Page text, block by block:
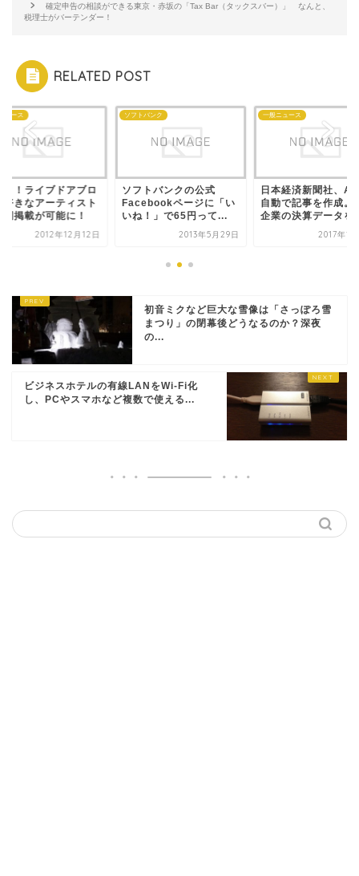
確定申告の相談ができる東京・赤坂の「Tax Bar（タックスバー）」 なんと、
税理士がバーテンダー！
RELATED POST
ュース
と！ライブドアブロ
好きなアーティスト
詞掲載が可能に！
2012年12月12日
ソフトバンク
ソフトバンクの公式
Facebookページに「い
いね！」で65円って...
2013年5月29日
一般ニュース
日本経済新聞社、AI
自動で記事を作成。
企業の決算データを
2017年1
初音ミクなど巨大な雪像は「さっぽろ雪
まつり」の閉幕後どうなるのか？深夜
の...
ビジネスホテルの有線LANをWi-Fi化
し、PCやスマホなど複数で使える...